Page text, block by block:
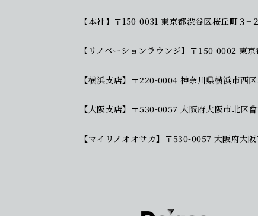
【本社】 〒150-0031 東京都渋谷区桜丘町３−２
【リノベーションラウンジ】 〒150-0002 東
【横浜支店】 〒220-0004 神奈川県横浜市西
【大阪支店】 〒530-0057 大阪府大阪市北区
【マイリノオオサカ】 〒530-0057 大阪府大